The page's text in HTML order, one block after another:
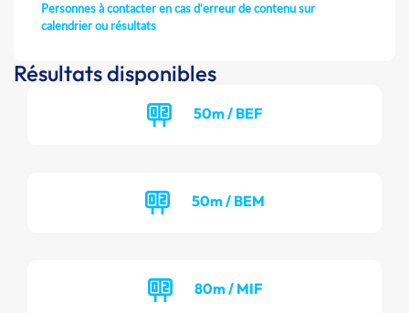
Personnes à contacter en cas d'erreur de contenu sur
calendrier ou résultats
Résultats disponibles
50m / BEF
50m / BEM
80m / MIF